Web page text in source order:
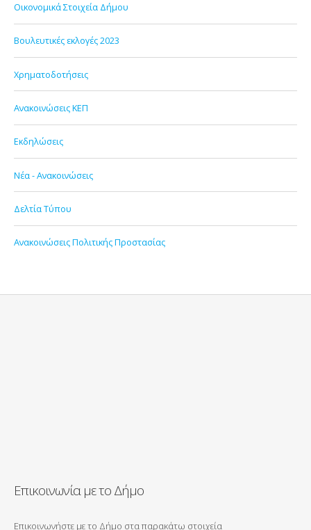
Οικονομικά Στοιχεία Δήμου
Βουλευτικές εκλογές 2023
Χρηματοδοτήσεις
Ανακοινώσεις ΚΕΠ
Εκδηλώσεις
Νέα - Ανακοινώσεις
Δελτία Τύπου
Ανακοινώσεις Πολιτικής Προστασίας
Επικοινωνία με το Δήμο
Επικοινωνήστε με το Δήμο στα παρακάτω στοιχεία